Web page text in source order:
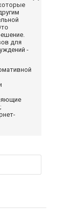
для
-